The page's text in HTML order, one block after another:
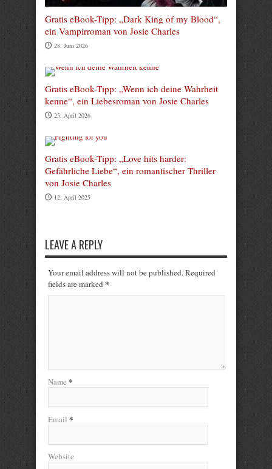
Gratis eBook-Tipp: „Dark King of my Blood“,
ein Vampirroman von Josie Charles
28. Juni 2026
Gratis eBook-Tipp: „Wenn ich deine Wahrheit
kenne“, ein Liebesroman von Josie Charles
25. April 2026
Gratis eBook-Tipp: „Love hits harder:
Gefährliche Liebe“, ein romantischer Thriller
von Josie Charles
12. April 2025
LEAVE A REPLY
Your email address will not be published. Required
fields are marked *
Name *
Email *
Website